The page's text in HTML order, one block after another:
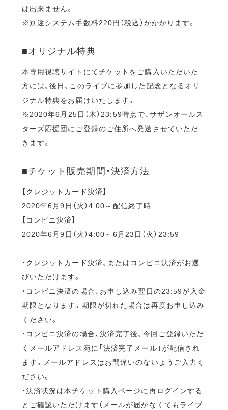
は出来ません。
※別途システム手数料220円（税込）がかかります。
■オリジナル特典
本専用視聴サイトにてチケットをご購入いただいた
方には、後日、このライブに参加した記念となるオリ
ジナル特典をお届けいたします。
※2020年6月25日（木）23:59時点で、サザンオールス
ターズ応援団にご登録のご住所へ発送させていただ
きます。
■チケット販売期間・決済方法
【クレジットカード決済】
2020年6月9日（火）4:00～配信終了時
【コンビニ決済】
2020年6月9日（火）4:00～6月23日（火）23:59
・クレジットカード決済、またはコンビニ決済がお選
びいただけます。
・コンビニ決済の場合、お申し込み翌日の23:59が入金
期限となります。期限が切れた場合は再度お申し込み
ください。
・コンビニ決済の場合、決済完了後、今回ご登録いただ
くメールアドレス宛に「決済完了メール」が配信され
ます。メールアドレスはお間違いのないようご入力く
ださい。
・決済状況は本チケット購入ページに再ログインする
とご確認いただけます（メールが届かなくてもライブ